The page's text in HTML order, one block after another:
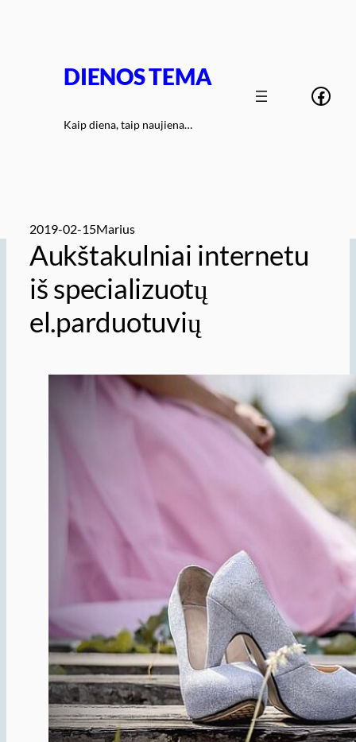
DIENOS TEMA
Kaip diena, taip naujiena…
2019-02-15Marius
Aukštakulniai internetu
iš specializuotų
el.parduotuvių